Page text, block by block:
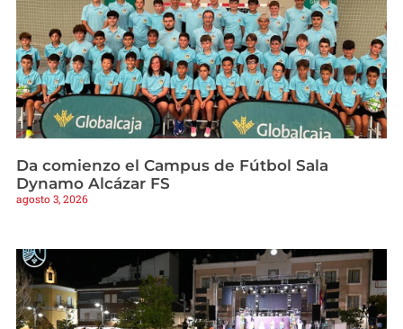
Da comienzo el Campus de Fútbol Sala
Dynamo Alcázar FS
agosto 3, 2026